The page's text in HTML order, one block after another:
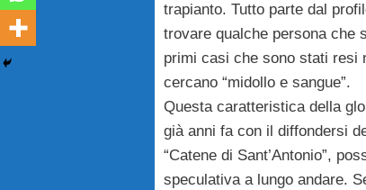
trapianto. Tutto parte dal
trovare qualche persona che
primi casi che sono stati resi
cercano “midollo e sangue”.
Questa caratteristica della
già anni fa con il diffondersi
“Catene di Sant’Antonio”,
speculativa a lungo andare.